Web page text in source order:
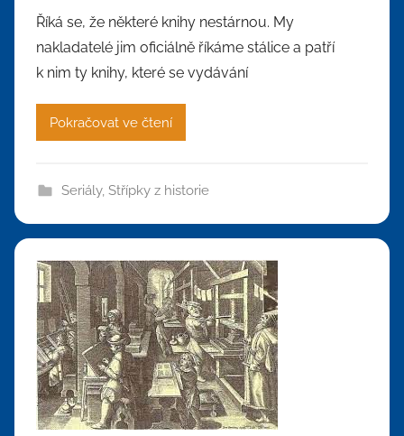
Říká se, že některé knihy nestárnou. My
nakladatelé jim oficiálně říkáme stálice a patří
k nim ty knihy, které se vydávání
Pokračovat ve čtení
Seriály, Střípky z historie